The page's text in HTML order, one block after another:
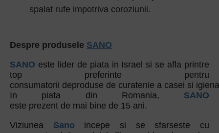
spalat rufe impotriva coroziunii.
Despre produsele SANO
SANO este lider de piata in Israel si se afla printre
top preferinte pentru
consumatorii deproduse de curatenie a casei si
In piata din Romania, SANO
este prezent de mai bine de 15 ani.
Viziunea Sano incepe si se sfarseste cu